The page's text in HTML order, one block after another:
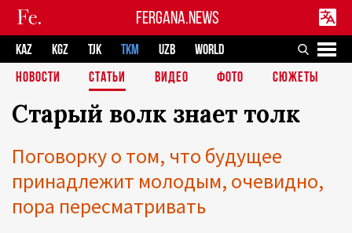
FERGANA.NEWS
KAZ KGZ TJK TKM UZB
WORLD
НОВОСТИ
СТАТЬИ ВИДЕО ФОТО СЮЖЕТЫ
Старый волк знает толк
Поговорку о том, что будущее
принадлежит молодым, очевидно,
пора пересматривать